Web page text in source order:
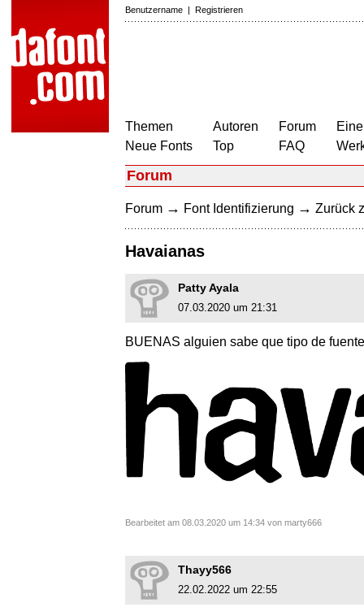
Benutzername | Registrieren
Themen
Neue Fonts
Autoren
Top
Forum
FAQ
Forum
Forum → Font Identifizierung → Zurück
Havaianas
Patty Ayala
07.03.2020 um 21:31
BUENAS alguien sabe que tipo de
Bearbeitet am 08.03.2020 um 14:34 von marty666
Thayy566
22.02.2022 um 22:55